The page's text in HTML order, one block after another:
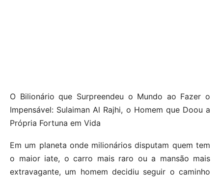
O Bilionário que Surpreendeu o Mundo ao Fazer o
Impensável: Sulaiman Al Rajhi, o Homem que Doou a
Própria Fortuna em Vida
Em um planeta onde milionários disputam quem tem
o maior iate, o carro mais raro ou a mansão mais
extravagante, um homem decidiu seguir o caminho